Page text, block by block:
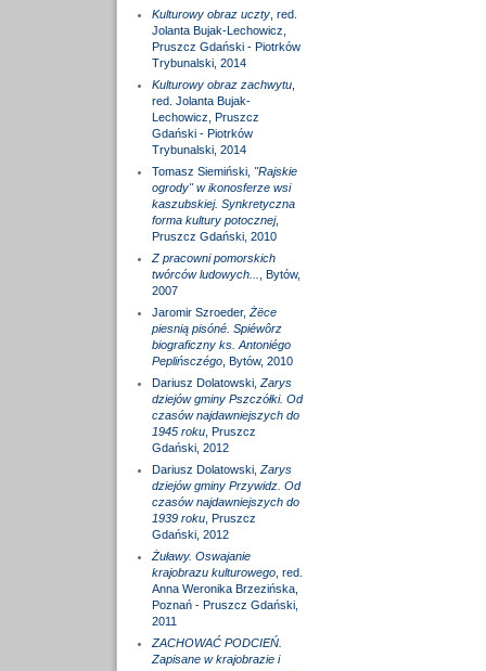
Kulturowy obraz uczty, red.
Jolanta Bujak-Lechowicz,
Pruszcz Gdański - Piotrków
Trybunalski, 2014
Kulturowy obraz zachwytu,
red. Jolanta Bujak-
Lechowicz, Pruszcz
Gdański - Piotrków
Trybunalski, 2014
Tomasz Siemiński, "Rajskie
ogrody" w ikonosferze wsi
kaszubskiej. Synkretyczna
forma kultury potocznej,
Pruszcz Gdański, 2010
Z pracowni pomorskich
twórców ludowych...
, Bytów,
2007
Jaromir Szroeder, Żëce
piesnią pisóné. Spiéwôrz
biograficzny ks. Antoniégo
Peplińsczégo, Bytów, 2010
Dariusz Dolatowski, Zarys
dziejów gminy Pszczółki. Od
czasów najdawniejszych do
1945 roku, Pruszcz
Gdański, 2012
Dariusz Dolatowski, Zarys
dziejów gminy Przywidz. Od
czasów najdawniejszych do
1939 roku, Pruszcz
Gdański, 2012
Żuławy. Oswajanie
krajobrazu kulturowego, red.
Anna Weronika Brzezińska,
Poznań - Pruszcz Gdański,
2011
ZACHOWAĆ PODCIEŃ.
Zapisane w krajobrazie i